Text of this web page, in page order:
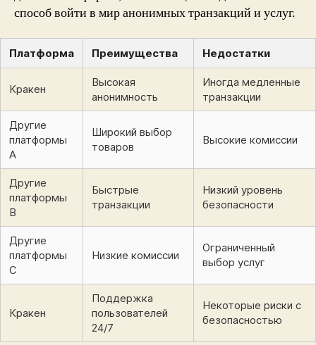
способ войти в мир анонимных транзакций и услуг.
Платформа Преимущества Недостатки
Кракен
Высокая
анонимность
Иногда медленные
транзакции
Другие
платформы
A
Широкий выбор
товаров
Высокие комиссии
Другие
платформы
B
Быстрые
транзакции
Низкий уровень
безопасности
Другие
платформы
C
Низкие комиссии
Ограниченный
выбор услуг
Кракен
Поддержка
пользователей
24/7
Некоторые риски с
безопасностью